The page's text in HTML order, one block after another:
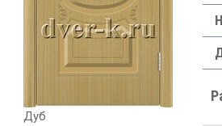
Дуб